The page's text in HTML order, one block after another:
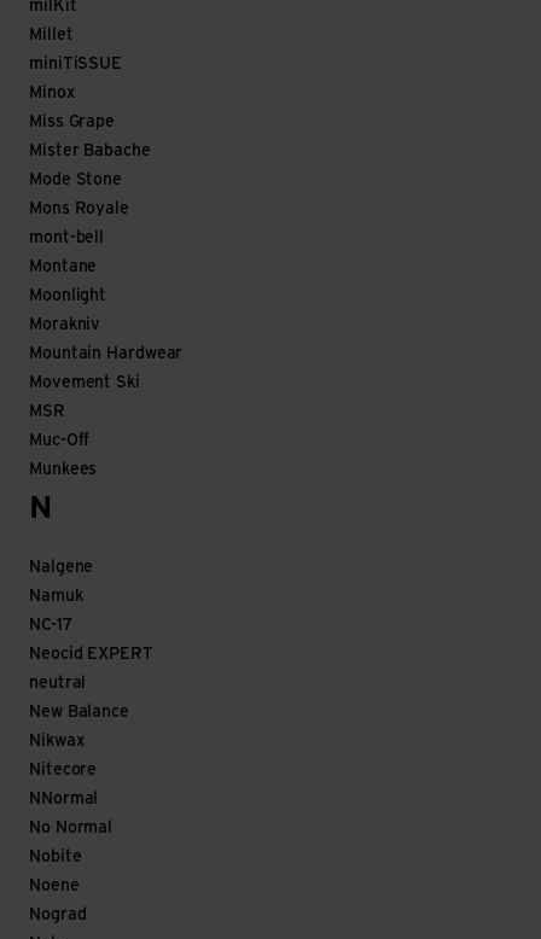
milKit
Millet
miniTiSSUE
Minox
Miss Grape
Mister Babache
Mode Stone
Mons Royale
mont-bell
Montane
Moonlight
Morakniv
Mountain Hardwear
Movement Ski
MSR
Muc-Off
Munkees
N
Nalgene
Namuk
NC-17
Neocid EXPERT
neutral
New Balance
Nikwax
Nitecore
NNormal
No Normal
Nobite
Noene
Nograd